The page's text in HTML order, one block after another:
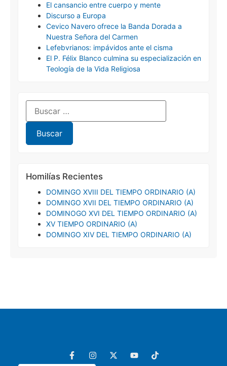
El cansancio entre cuerpo y mente
Discurso a Europa
Cevico Navero ofrece la Banda Dorada a
Nuestra Señora del Carmen
Lefebvrianos: impávidos ante el cisma
El P. Félix Blanco culmina su especialización en
Teología de la Vida Religiosa
Homilías Recientes
DOMINGO XVIII DEL TIEMPO ORDINARIO (A)
DOMINGO XVII DEL TIEMPO ORDINARIO (A)
DOMINOGO XVI DEL TIEMPO ORDINARIO (A)
XV TIEMPO ORDINARIO (A)
DOMINGO XIV DEL TIEMPO ORDINARIO (A)